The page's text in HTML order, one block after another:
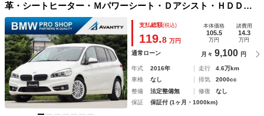
革・シートヒーター・Ｍパワーシート・Ｄアシスト・ＨＤＤナ
ビ・Ｂカメラ・ミラーＥＴＣ・ＰＤＣセンサー・電動リアゲー
ト・ＬＥＤヘッドライト・フォグランプ・純正ＡＷ・７人乗
り・コンフォートアクセス
支払総額(税込)
119.8 万円
本体価格
105.5
万円
諸費用
14.3
万円
通常ローン 月々 9,100 円
年式 2016年 走行
4.6万km
車検
なし 排気
2000cc
整備
法定整備無 修復
なし
保証
保証付 (1ヶ月・1000km)